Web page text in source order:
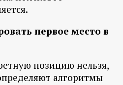
первое место в
позицию нельзя,
алгоритмы